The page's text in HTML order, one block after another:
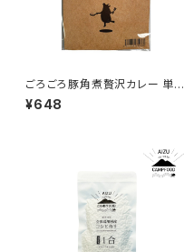
ごろごろ豚角煮贅沢カレー 単品
210ｇ キャンプ AIZU CAMPF
OOD
¥648